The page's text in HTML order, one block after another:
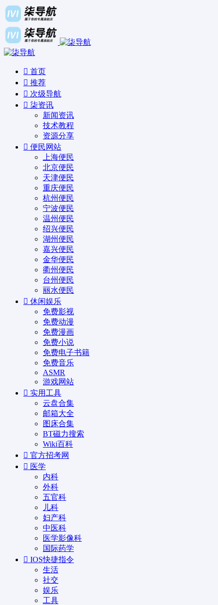
首页
推荐
次级导航
柒资讯
新闻资讯
技术教程
资源分享
便民网站
上海便民
北京便民
天津便民
重庆便民
杭州便民
宁波便民
温州便民
绍兴便民
湖州便民
嘉兴便民
金华便民
衢州便民
台州便民
丽水便民
休闲娱乐
免费影视
免费动漫
免费漫画
免费小说
免费电子书籍
免费音乐
ASMR
游戏网站
实用工具
云盘合集
邮箱大全
图床合集
BT磁力搜索
Wiki百科
官方招考网
医学
内科
外科
五官科
儿科
妇产科
中医科
医学影像科
国际药学
IOS快捷指令
生活
社交
娱乐
工具